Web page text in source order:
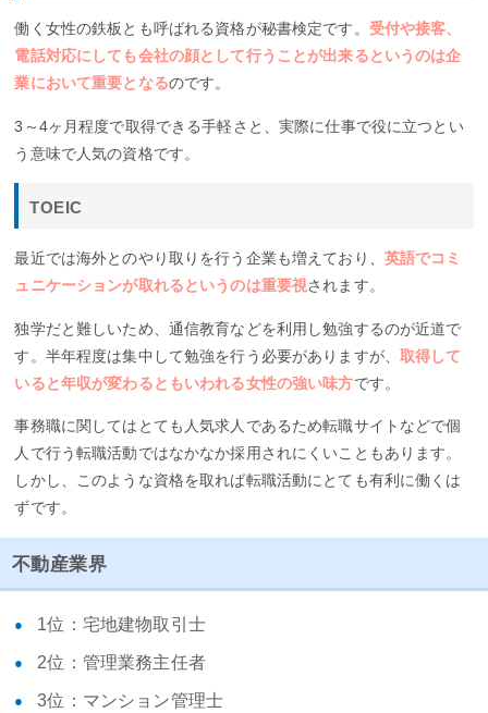
働く女性の鉄板とも呼ばれる資格が秘書検定です。 受付や接客、
電話対応にしても会社の顔として行うことが出来るというのは企
業において重要となるのです。
3～4ヶ月程度で取得できる手軽さと、実際に仕事で役に立つとい
う意味で人気の資格です。
TOEIC
最近では海外とのやり取りを行う企業も増えており、 英語でコミ
ュニケーションが取れるというのは重要視されます。
独学だと難しいため、通信教育などを利用し勉強するのが近道で
す。半年程度は集中して勉強を行う必要がありますが、取得して
いると年収が変わるともいわれる女性の強い味方です。
事務職に関してはとても人気求人であるため転職サイトなどで個
人で行う転職活動ではなかなか採用されにくいこともあります。
しかし、このような資格を取れば転職活動にとても有利に働くは
ずです。
不動産業界
1位：宅地建物取引士
2位：管理業務主任者
3位：マンション管理士